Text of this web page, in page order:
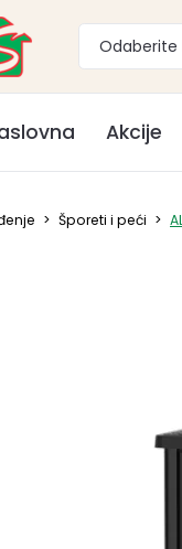
Odaberite
Akcije
> Šporeti i peći >